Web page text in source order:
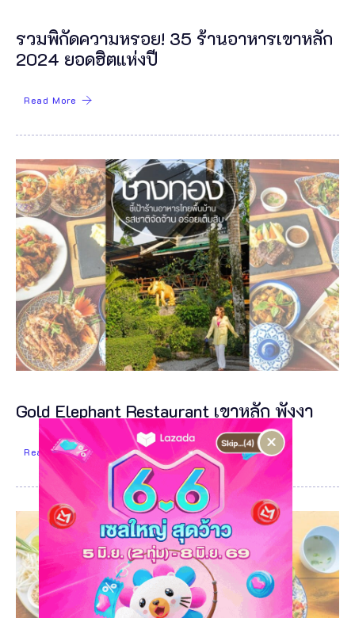
รวมพิกัดความหรอย! 35 ร้านอาหารเขาหลัก
2024 ยอดฮิตแห่งปี
Read More
Gold Elephant Restaurant เขาหลัก พังงา
Read More ×